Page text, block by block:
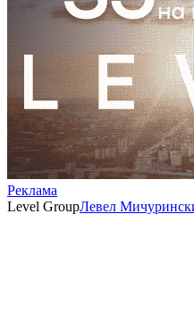
Реклама
Level GroupЛевел